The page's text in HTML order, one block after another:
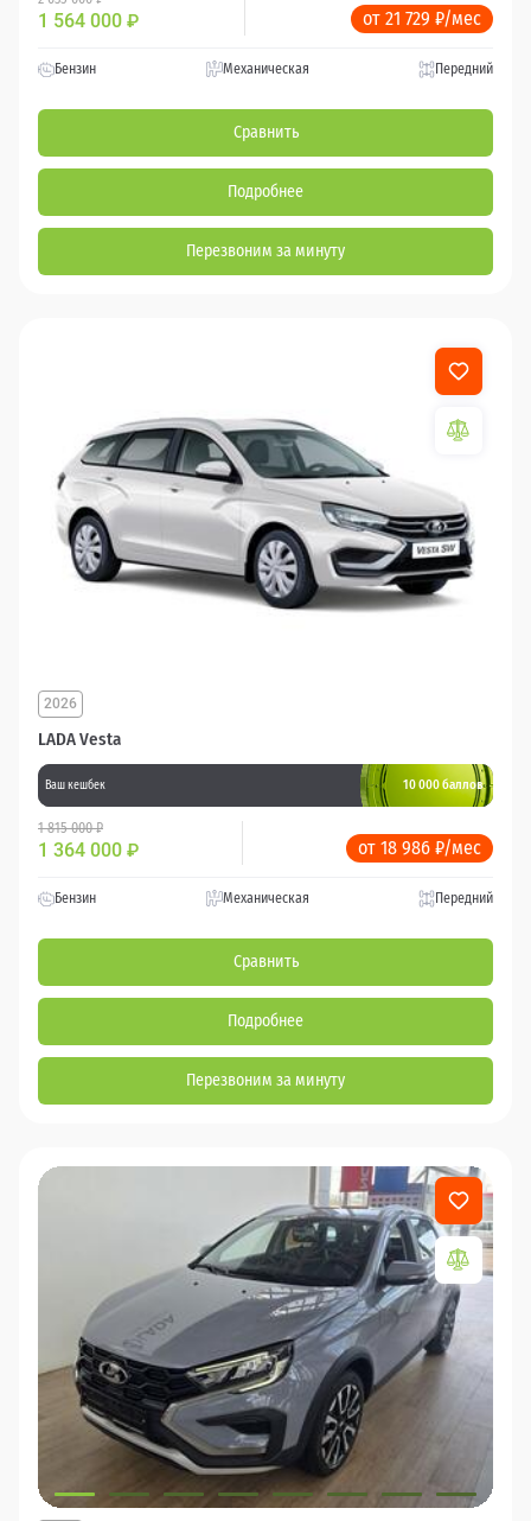
1 564 000 ₽ от 21 729 ₽/мес
Бензин Механическая Передний
Сравнить
Подробнее
Перезвоним за минуту
LADA Vesta
2026
Ваш кешбек 10 000 баллов
1 815 000 ₽
1 364 000 ₽ от 18 986 ₽/мес
Бензин Механическая Передний
Сравнить
Подробнее
Перезвоним за минуту